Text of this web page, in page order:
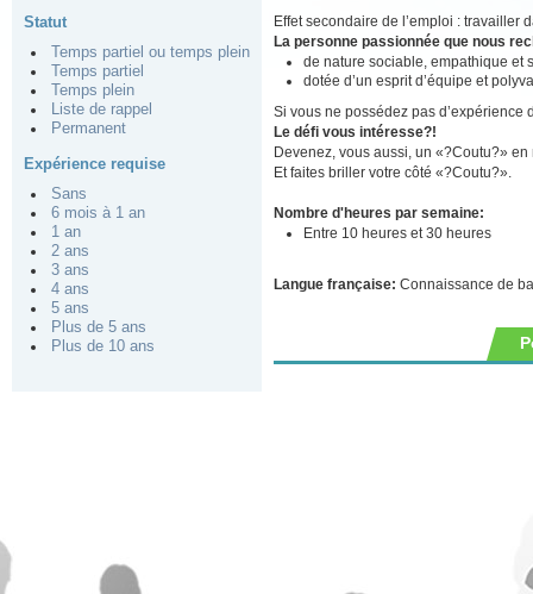
Statut
Temps partiel ou temps plein
Temps partiel
Temps plein
Liste de rappel
Permanent
Expérience requise
Sans
6 mois à 1 an
1 an
2 ans
3 ans
4 ans
5 ans
Plus de 5 ans
Plus de 10 ans
Effet secondaire de l’emploi : travailler
La personne passionnée que nous
de nature sociable, empathique et
dotée d’un esprit d’équipe et
Si vous ne possédez pas d’expérience
Le défi vous intéresse?!
Devenez, vous aussi, un «?Coutu?»
Et faites briller votre côté «?Coutu?».
Nombre d'heures par semaine:
Entre 10 heures et 30 heures
Langue française: Connaissance de